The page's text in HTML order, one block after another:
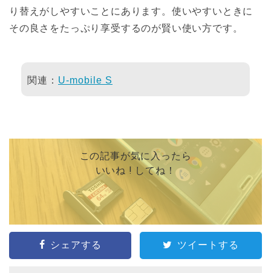
り替えがしやすいことにあります。使いやすいときに
その良さをたっぷり享受するのが賢い使い方です。
関連： U-mobile S
この記事が気に入ったら
いいね ! してね！
シェアする ツイートする